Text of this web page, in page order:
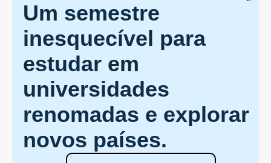
Um semestre
inesquecível para
estudar em
universidades
renomadas e explorar
novos países.